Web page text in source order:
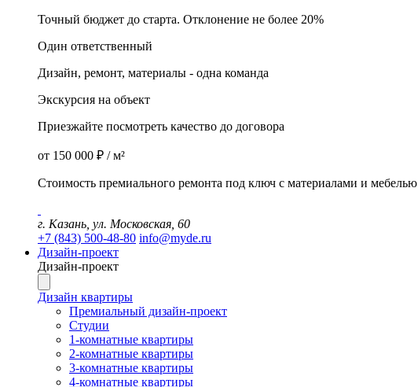
Точный бюджет до старта. Отклонение не более 20%
Один ответственный
Дизайн, ремонт, материалы - одна команда
Экскурсия на объект
Приезжайте посмотреть качество до договора
от 150 000 ₽ / м²
Стоимость премиального ремонта под ключ с материалами и мебелью
г. Казань, ул. Московская, 60
+7 (843) 500-48-80 info@myde.ru
Дизайн-проект
Дизайн-проект
Дизайн квартиры
Премиальный дизайн-проект
Студии
1-комнатные квартиры
2-комнатные квартиры
3-комнатные квартиры
4-комнатные квартиры